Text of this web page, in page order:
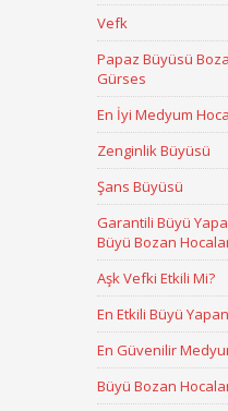
Vefk
Papaz Büyüsü
Gürses
En İyi Medyum
Zenginlik Büyüsü
Şans Büyüsü
Garantili Büyü
Büyü Bozan
Aşk Vefki Etkili Mi?
En Etkili Büyü
En Güvenilir
Büyü Bozan